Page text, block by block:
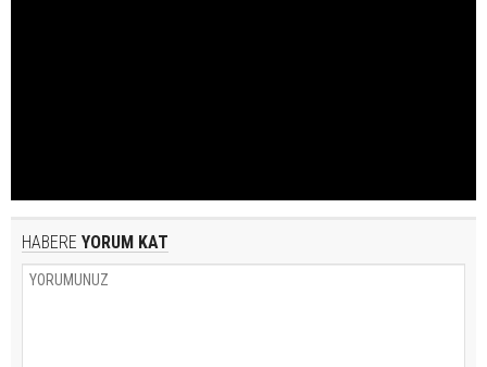
HABERE YORUM KAT